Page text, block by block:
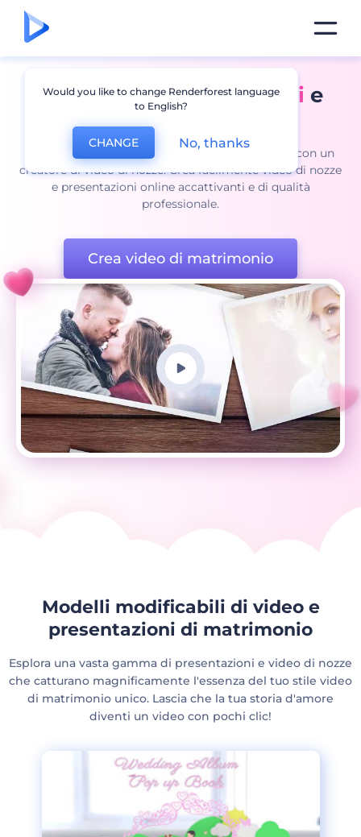
CreaVideo di matrimoni e
presentazioni online
Porta i tuoi ricordi di matrimonio a nuovi livelli con un
creatore di video di nozze. Crea facilmente video di nozze
e presentazioni online accattivanti e di qualità
professionale.
Crea video di matrimonio
Modelli modificabili di video e
presentazioni di matrimonio
Esplora una vasta gamma di presentazioni e video di nozze
che catturano magnificamente l'essenza del tuo stile video
di matrimonio unico. Lascia che la tua storia d'amore
diventi un video con pochi clic!
Would you like to change Renderforest language
to English?
CHANGE No, thanks